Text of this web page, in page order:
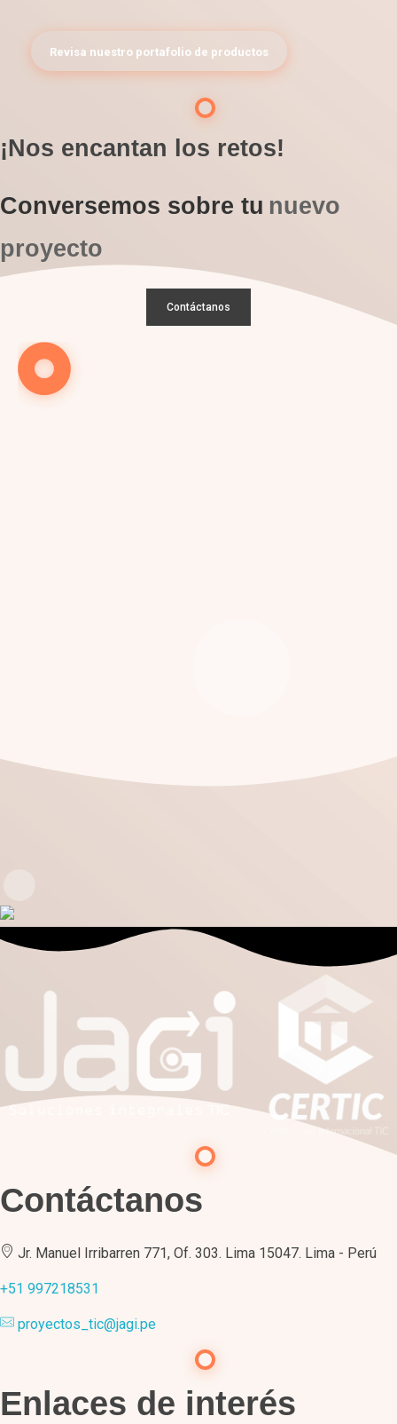
Revisa nuestro portafolio de productos
¡Nos encantan los retos!
Conversemos sobre tu nuevo
proyecto
Contáctanos
Contáctanos
Jr. Manuel Irribarren 771, Of. 303. Lima 15047. Lima - Perú
+51 997218531
proyectos_tic@jagi.pe
Enlaces de interés